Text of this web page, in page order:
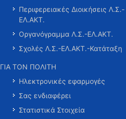
Περιφερειακές Διοικήσεις Λ.Σ.-
ΕΛ.ΑΚΤ.
Οργανόγραμμα Λ.Σ.-ΕΛ.ΑΚΤ.
Σχολές Λ.Σ.-ΕΛ.ΑΚΤ.-Κατάταξη
ΓΙΑ ΤΟΝ ΠΟΛΙΤΗ
Ηλεκτρονικές εφαρμογές
Σας ενδιαφέρει
Στατιστικά Στοιχεία